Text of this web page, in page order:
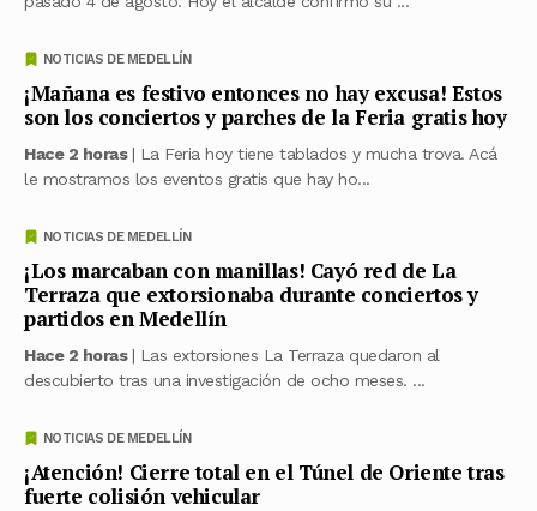
NOTICIAS DE MEDELLÍN
¡Mañana es festivo entonces no hay excusa! Estos
son los conciertos y parches de la Feria gratis hoy
Hace 2 horas| La Feria hoy tiene tablados y mucha trova. Acá
le mostramos los eventos gratis que hay ho...
NOTICIAS DE MEDELLÍN
¡Los marcaban con manillas! Cayó red de La
Terraza que extorsionaba durante conciertos y
partidos en Medellín
Hace 2 horas| Las extorsiones La Terraza quedaron al
descubierto tras una investigación de ocho meses. ...
NOTICIAS DE MEDELLÍN
¡Atención! Cierre total en el Túnel de Oriente tras
fuerte colisión vehicular